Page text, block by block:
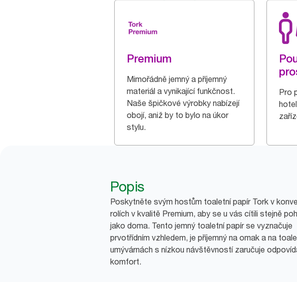
Premium
Mimořádně jemný a příjemný
materiál a vynikající funkčnost.
Naše špičkové výrobky nabízejí
obojí, aniž by to bylo na úkor
stylu.
Pro
Popis
Poskytněte svým hostům toaletní papír Tork v
rolích v kvalitě Premium, aby se u vás cítili stejně
jako doma. Tento jemný toaletní papír se vyznačuje
prvotřídním vzhledem, je příjemný na omak a na
umývárnách s nízkou návštěvností zaručuje
komfort.